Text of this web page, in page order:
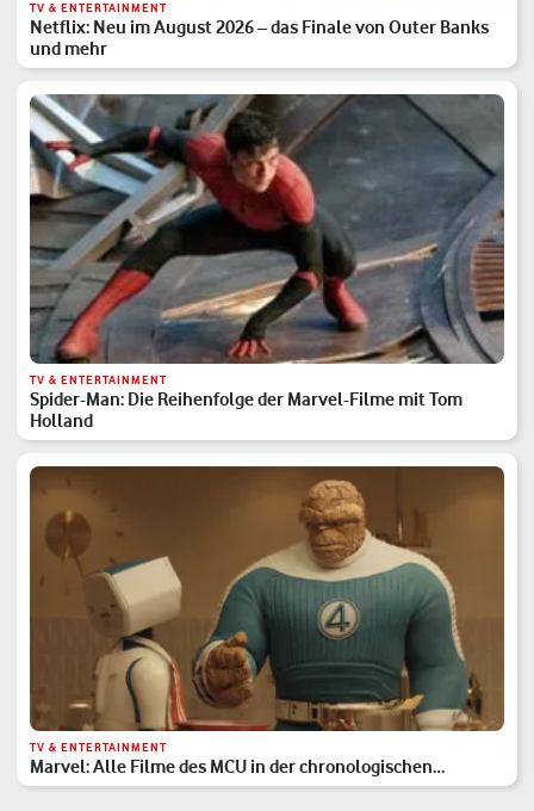
TV & ENTERTAINMENT
Netflix: Neu im August 2026 – das Finale von Outer Banks
und mehr
TV & ENTERTAINMENT
Spider-Man: Die Reihenfolge der Marvel-Filme mit Tom
Holland
TV & ENTERTAINMENT
Marvel: Alle Filme des MCU in der chronologischen
Reihenfolge